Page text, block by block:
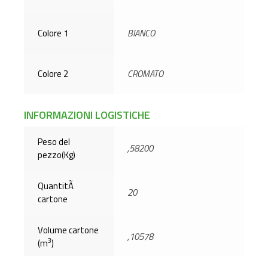
Colore 1 BIANCO
Colore 2 CROMATO
INFORMAZIONI LOGISTICHE
Peso del
pezzo(Kg)
,58200
QuantitÃ
cartone
20
Volume cartone
(m3) ,10578